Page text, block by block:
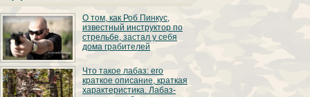
О том, как Роб Пинкус,
известный инструктор по
стрельбе, застал у себя
дома грабителей
Вот вы всё говорите:
«В США круто, там
можно любого
постороннего в своём
Что такое лабаз: его
краткое описание, краткая
характеристика. Лабаз-